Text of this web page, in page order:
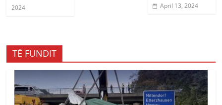
2024
April 13, 2024
TË FUNDIT